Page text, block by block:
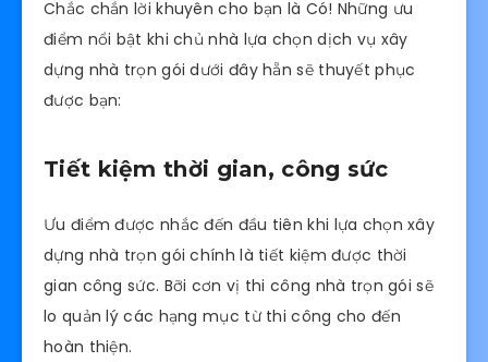
với những hạng mục xây dựng bạn có thể tham
khảo như sau:
Bước 1: trao đổi thông tin với khách hàng
Bước 3: thỏa thuận và thống nhất thiết kế
sơ bộ
Bước 4: thiết kế hồ sơ thiết kế kỹ thuật thi
công
Bước 5: bàn giao, nghiệm thu và thanh lý
hợp đồng